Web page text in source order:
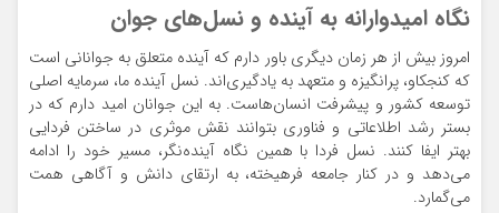
نگاه امیدوارانه به آینده و نسل‌های جوان
امروز بیش از هر زمان دیگری باور دارم که آینده متعلق به جوانانی است
که کنجکاو، پرانگیزه و متعهد به یادگیری‌اند. نسل آینده ما، سرمایه اصلی
توسعه کشور و پیشرفت انسان‌هاست. به این جوانان امید دارم که در
بستر رشد اطلاعاتی و فناوری بتوانند نقش موثری در ساختن فردایی
بهتر ایفا کنند. نسل فردا با همین نگاه آینده‌نگر، مسیر خود را ادامه
می‌دهد و در کنار جامعه فرهیخته، به ارتقای دانش و آگاهی همت
می‌گمارد.